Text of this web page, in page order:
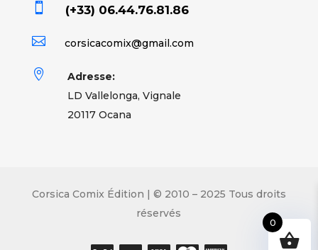
 (+33) 06.44.76.81.86
 corsicacomix@gmail.com

Adresse:
LD Vallelonga, Vignale
20117 Ocana
Corsica Comix Édition | © 2010 – 2025 Tous droits
réservés
0